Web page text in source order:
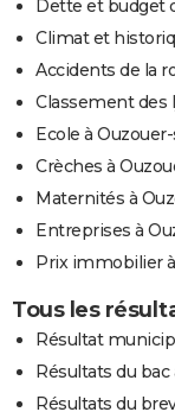
Dette et budget
Climat et
Accidents de la
Classement des
Ecole à
Crèches à
Maternités à
Entreprises à
Prix immobilier
Tous les
Résultat
Résultats du
Résultats du